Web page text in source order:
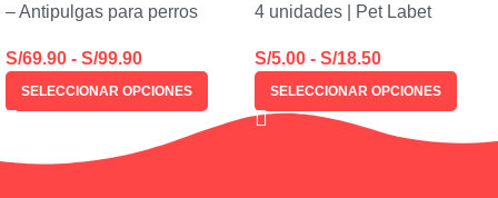
– Antipulgas para perros
S/69.90 - S/99.90
SELECCIONAR OPCIONES
4 unidades | Pet Labet
S/5.00 - S/18.50
SELECCIONAR OPCIONES